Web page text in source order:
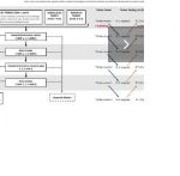
Xác minh gỗ tại
tất cả các giai
đoạn của chuỗi
cung ứng trong